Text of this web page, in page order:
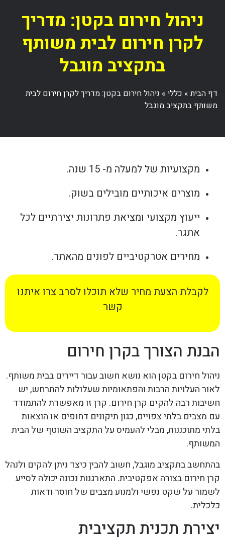
ניהול חירום בקטן: מדריך
לקרן חירום לבית משותף
בתקציב מוגבל
דף הבית» כללי» ניהול חירום בקטן: מדריך לקרן חירום לבית
משותף בתקציב מוגבל
מקצועיות של למעלה מ- 15 שנה.
מוצרים איכותיים מובילים בשוק.
ייעוץ מקצועי ומציאת פתרונות יצירתיים לכל
אתגר.
מחירים אטרקטיביים לפונים מהאתר.
לקבלת הצעת מחיר שלא תוכלו לסרב צרו איתנו
קשר
הבנת הצורך בקרן חירום
ניהול חירום בקטן הוא נושא חשוב עבור דיירים בבית משותף.
לאור העלויות הרבות והפתאומיות שעלולות להתרחש, יש
חשיבות רבה להקים קרן חירום. קרן זו מאפשרת להתמודד
עם מצבים בלתי צפויים, כגון תיקונים דחופים או הוצאות
בלתי מתוכננות, מבלי להעמיס על התקציב השוטף של הבית
המשותף.
בהתחשב בתקציב מוגבל, חשוב להבין כיצד ניתן להקים ולנהל
קרן חירום בצורה אפקטיבית. התארגנות נכונה יכולה לסייע
לשמור על שקט נפשי ולמנוע מצבים של חוסר ודאות
כלכלית.
יצירת תכנית תקציבית